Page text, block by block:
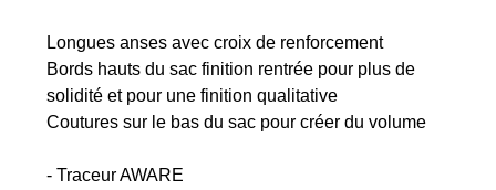
Longues anses avec croix de renforcement
Bords hauts du sac finition rentrée pour plus de
solidité et pour une finition qualitative
Coutures sur le bas du sac pour créer du volume
- Traceur AWARE